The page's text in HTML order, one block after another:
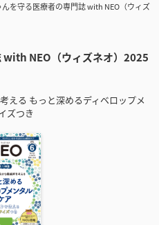
を守る医療者の専門誌 with NEO（ウィズ
with NEO（ウィズネオ）2025
える もっと深めるディベロップメ
ズつき